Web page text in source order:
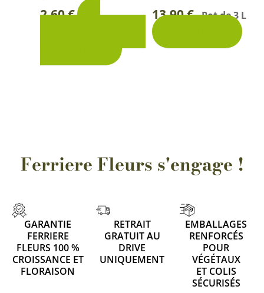
2,60€
choisies
la
13,90€-Pot de 3 L
Ferriere Fleurs s'engage !
GARANTIE
FERRIERE
FLEURS 100 %
CROISSANCE ET
FLORAISON
RETRAIT
GRATUIT AU
DRIVE
UNIQUEMENT
EMBALLAGES
RENFORCÉS
POUR
VÉGÉTAUX
ET COLIS
SÉCURISÉS